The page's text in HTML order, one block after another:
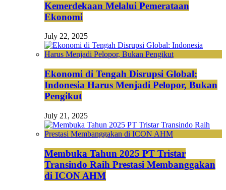
Kemerdekaan Melalui Pemerataan
Ekonomi
July 22, 2025
Ekonomi di Tengah Disrupsi Global:
Indonesia Harus Menjadi Pelopor, Bukan
Pengikut
July 21, 2025
Membuka Tahun 2025 PT Tristar
Transindo Raih Prestasi Membanggakan
di ICON AHM